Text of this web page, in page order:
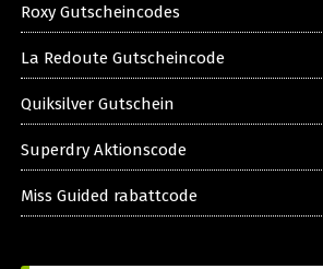
Roxy Gutscheincodes
La Redoute Gutscheincode
Quiksilver Gutschein
Superdry Aktionscode
Miss Guided rabattcode